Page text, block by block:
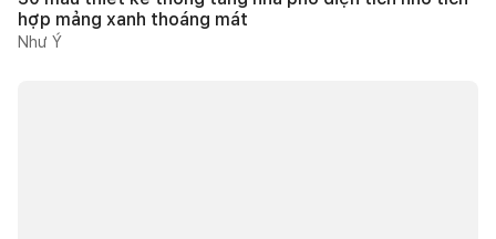
hợp mảng xanh thoáng mát
Như Ý